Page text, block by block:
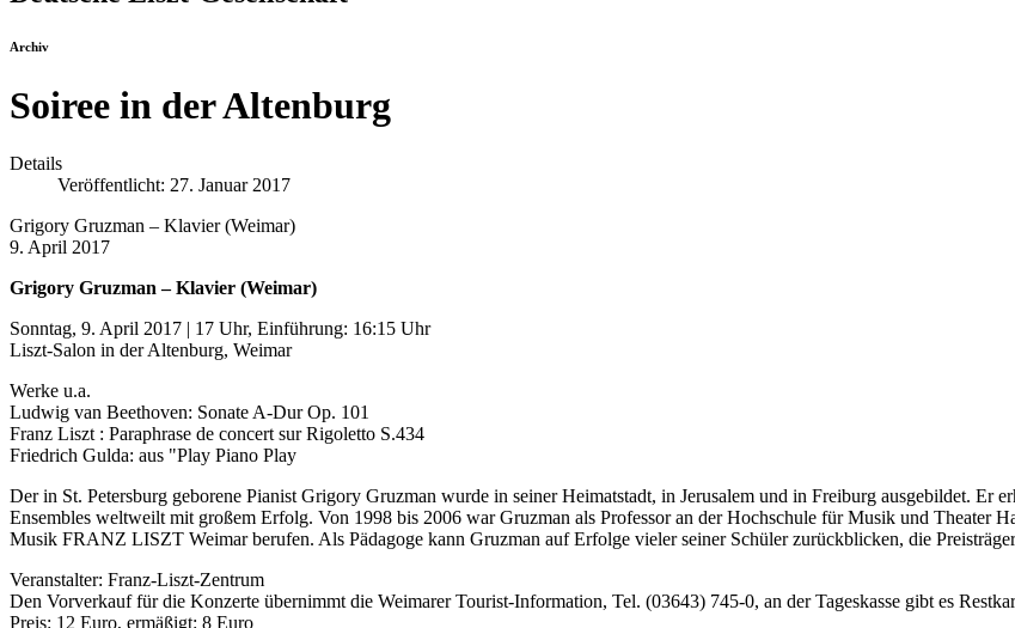
Archiv
Soiree in der Altenburg
Details
Veröffentlicht: 27. Januar 2017
Grigory Gruzman – Klavier (Weimar)
9. April 2017
Grigory Gruzman – Klavier (Weimar)
Sonntag, 9. April 2017 | 17 Uhr, Einführung: 16:15 Uhr
Liszt-Salon in der Altenburg, Weimar
Werke u.a.
Ludwig van Beethoven: Sonate A-Dur Op. 101
Franz Liszt : Paraphrase de concert sur Rigoletto S.434
Friedrich Gulda: aus "Play Piano Play
Der in St. Petersburg geborene Pianist Grigory Gruzman wurde in seiner Heimatstadt, in Jerusalem und in Freiburg ausgebildet. Er
Ensembles weltweilt mit großem Erfolg. Von 1998 bis 2006 war Gruzman als Professor an der Hochschule für Musik und Theater
Musik FRANZ LISZT Weimar berufen. Als Pädagoge kann Gruzman auf Erfolge vieler seiner Schüler zurückblicken, die
Veranstalter: Franz-Liszt-Zentrum
Den Vorverkauf für die Konzerte übernimmt die Weimarer Tourist-Information, Tel. (03643) 745-0, an der Tageskasse gibt es
Preis: 12 Euro, ermäßigt: 8 Euro